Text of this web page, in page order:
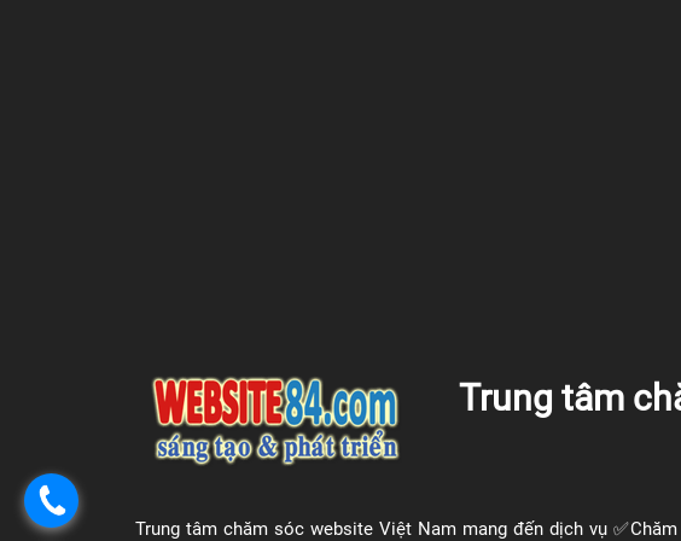
Trung tâm
Trung tâm chăm sóc website Việt Nam mang đến dịch vụ